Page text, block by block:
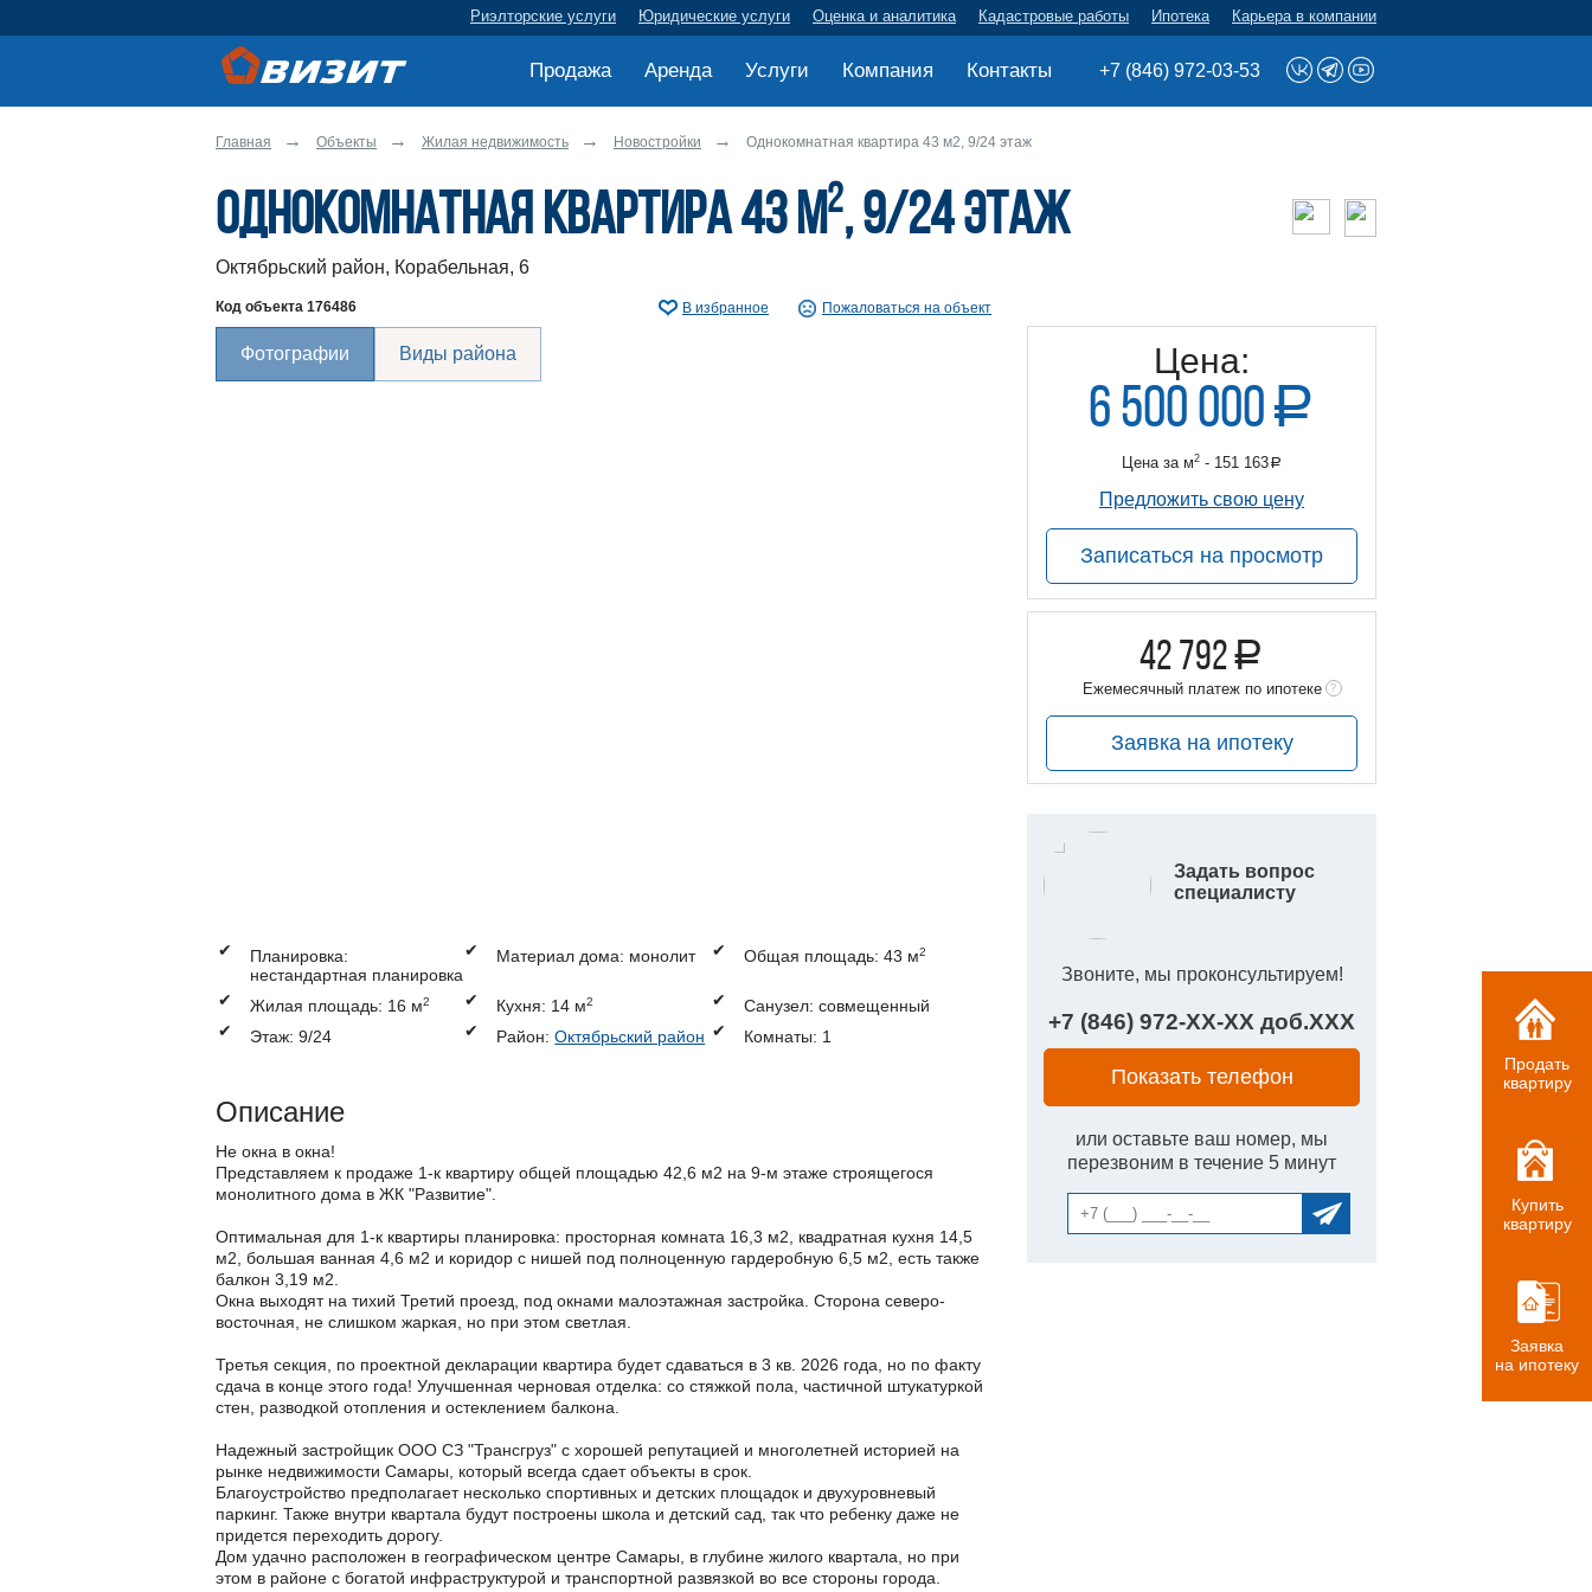
Риэлторские услуги Юридические услуги Оценка и аналитика Кадастровые работы Ипотека Карьера в компании
+7 (846) 972-03-53
Продажа Аренда Услуги Компания Контакты
Главная Объекты Жилая недвижимость Новостройки Однокомнатная квартира 43 м2, 9/24 этаж
Однокомнатная квартира 43 м2, 9/24 этаж
Октябрьский район, Корабельная, 6
Код объекта 176486 В избранное Пожаловаться на объект
Фотографии Виды района
✔
Планировка:
нестандартная планировка
✔ Материал дома: монолит ✔ Общая площадь: 43 м2
✔ Жилая площадь: 16 м2 ✔ Кухня: 14 м2 ✔
Санузел: совмещенный
✔
Этаж: 9/24 ✔ Район:Октябрьский район ✔ Комнаты: 1
Описание
Не окна в окна!
Представляем к продаже 1-к квартиру общей площадью 42,6 м2 на 9-м этаже строящегося
монолитного дома в ЖК "Развитие".
Оптимальная для 1-к квартиры планировка: просторная комната 16,3 м2, квадратная кухня 14,5
м2, большая ванная 4,6 м2 и коридор с нишей под полноценную гардеробную 6,5 м2, есть также
балкон 3,19 м2.
Окна выходят на тихий Третий проезд, под окнами малоэтажная застройка. Сторона северо-
восточная, не слишком жаркая, но при этом светлая.
Третья секция, по проектной декларации квартира будет сдаваться в 3 кв. 2026 года, но по факту
сдача в конце этого года! Улучшенная черновая отделка: со стяжкой пола, частичной штукатуркой
стен, разводкой отопления и остеклением балкона.
Надежный застройщик ООО СЗ "Трансгруз" с хорошей репутацией и многолетней историей на
рынке недвижимости Самары, который всегда сдает объекты в срок.
Благоустройство предполагает несколько спортивных и детских площадок и двухуровневый
паркинг. Также внутри квартала будут построены школа и детский сад, так что ребенку даже не
придется переходить дорогу.
Дом удачно расположен в географическом центре Самары, в глубине жилого квартала, но при
этом в районе с богатой инфраструктурой и транспортной развязкой во все стороны города.
Цена:
6 500 000 a
руб.
Цена за м2 - 151 163 a
Предложить свою цену
Записаться на просмотр
42 792 a
руб.Ежемесячный платеж по ипотеке
Заявка на ипотеку
Задать вопрос
специалисту
Звоните, мы проконсультируем!
+7 (846) 972-XX-XX доб.XXX
Показать телефон
или оставьте ваш номер, мы
перезвоним в течение 5 минут
Продать
квартиру
Купить
квартиру
Заявка
на ипотеку